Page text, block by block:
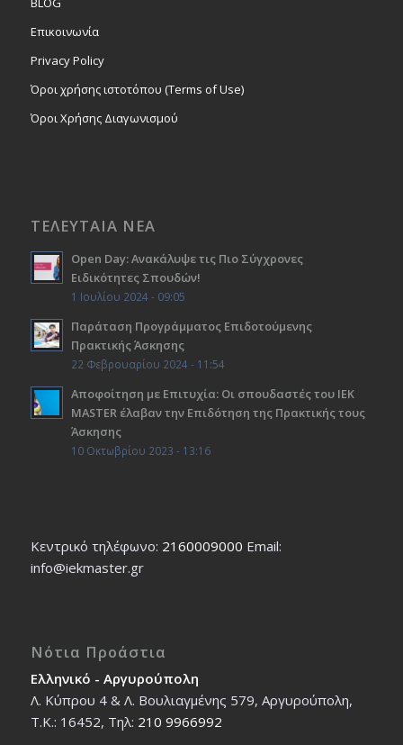
Επικοινωνία
Privacy Policy
Όροι χρήσης ιστοτόπου (Terms of Use)
Όροι Χρήσης Διαγωνισμού
ΤΕΛΕΥΤΑΙΑ ΝΕΑ
Open Day: Ανακάλυψε τις Πιο Σύγχρονες
Ειδικότητες Σπουδών!
1 Ιουλίου 2024 - 09:05
Παράταση Προγράμματος Επιδοτούμενης
Πρακτικής Άσκησης
22 Φεβρουαρίου 2024 - 11:54
Αποφοίτηση με Επιτυχία: Οι σπουδαστές του ΙΕΚ
ΜΑSTER έλαβαν την Επιδότηση της Πρακτικής τους
Άσκησης
10 Οκτωβρίου 2023 - 13:16
Κεντρικό τηλέφωνο: 2160009000 Εmail:
info@iekmaster.gr
Νότια Προάστια
Ελληνικό - Αργυρούπολη
Λ. Κύπρου 4 & Λ. Βουλιαγμένης 579, Αργυρούπολη,
T.K.: 16452, Τηλ: 210 9966992